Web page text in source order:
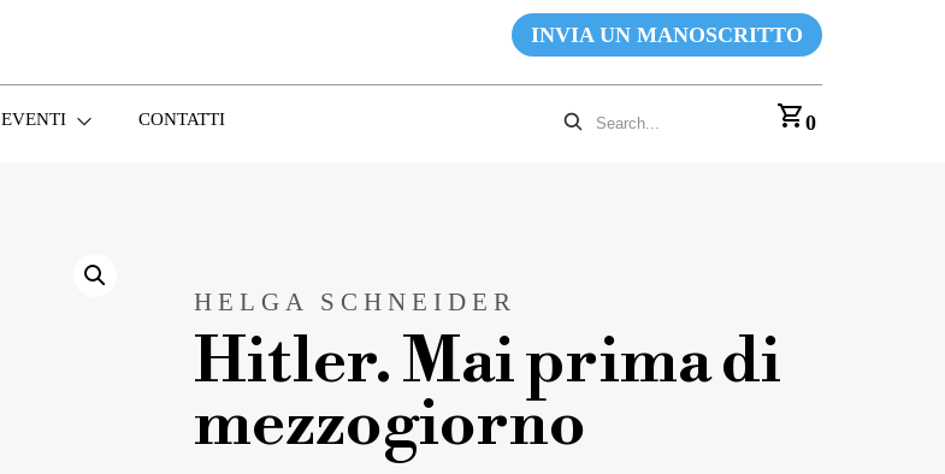
INVIA UN MANOSCRITTO
EVENTI CONTATTI 0
HELGA SCHNEIDER
Hitler. Mai prima di
mezzogiorno